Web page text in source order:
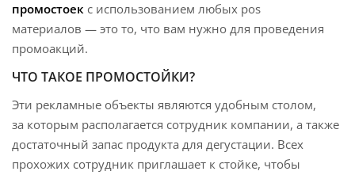
промостоек с использованием любых pos
материалов — это то, что вам нужно для проведения
промоакций.
ЧТО ТАКОЕ ПРОМОСТОЙКИ?
Эти рекламные объекты являются удобным столом,
за которым располагается сотрудник компании, а также
достаточный запас продукта для дегустации. Всех
прохожих сотрудник приглашает к стойке, чтобы